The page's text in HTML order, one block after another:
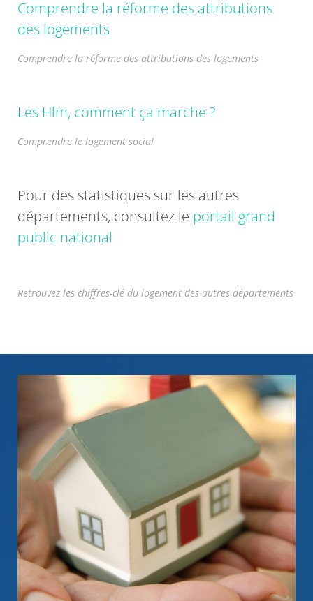
Comprendre la réforme des attributions
des logements
Comprendre la réforme des attributions des logements
Les Hlm, comment ça marche ?
Comprendre le logement social
Pour des statistiques sur les autres
départements, consultez le portail grand
public national
Retrouvez les chiffres-clé du logement des autres départements